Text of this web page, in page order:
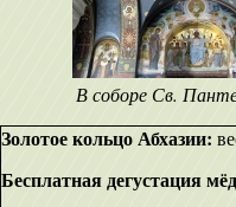
В соборе Св.
Золотое кольцо Абхазии:
Бесплатная дегустация